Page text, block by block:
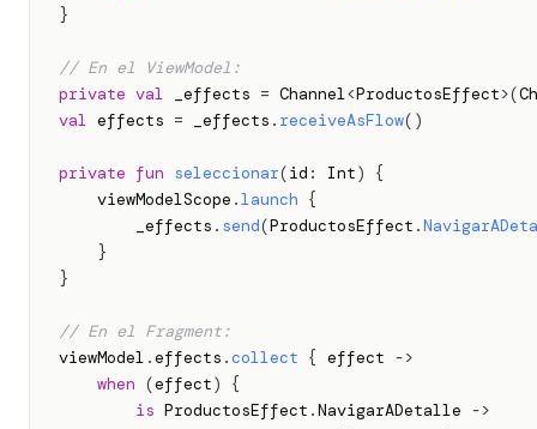
}
// En el ViewModel:
private val _effects = Channel<ProductosEffect>(
val effects = _effects . receiveAsFlow( )
private fun seleccionar(id : Int)
{
    viewModelScope
.launch {
        _effects
. send(ProductosEffect .
}
}
// En el Fragment:
viewModel .effects .collect { effect ->
when (effect)
{
is ProductosEffect .NavigarADetalle ->